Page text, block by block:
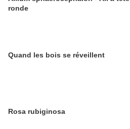
ronde
Quand les bois se réveillent
Rosa rubiginosa